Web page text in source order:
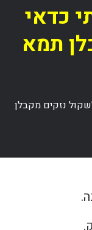
כדאי
תמא
נזקים מקבלן